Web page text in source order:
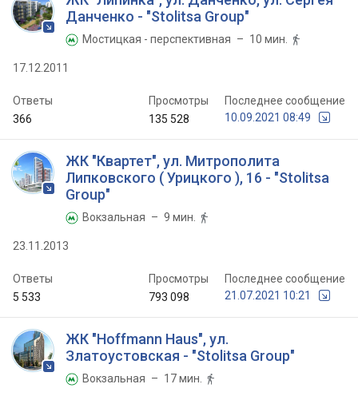
Данченко - "Stolitsa Group"
 Мостицкая - перспективная – 10 мин. 
17.12.2011
Ответы
366
Просмотры
135 528
Последнее сообщение
10.09.2021 08:49
ЖК "Квартет", ул. Митрополита
Липковского ( Урицкого ), 16 - "Stolitsa
Group"
 Вокзальная – 9 мин. 
23.11.2013
Ответы
5 533
Просмотры
793 098
Последнее сообщение
21.07.2021 10:21
ЖК "Hoffmann Haus", ул.
Златоустовская - "Stolitsa Group"
 Вокзальная – 17 мин. 